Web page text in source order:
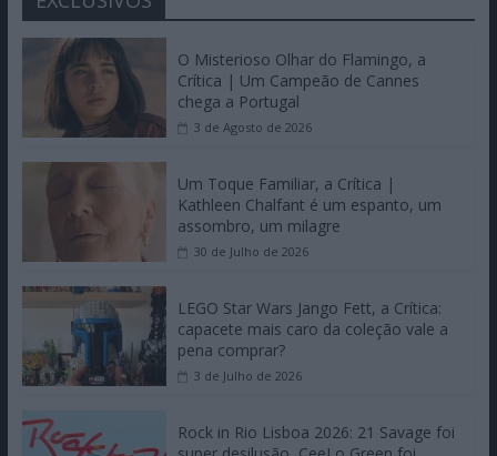
O Misterioso Olhar do Flamingo, a
Crítica | Um Campeão de Cannes
chega a Portugal
3 de Agosto de 2026
Um Toque Familiar, a Crítica |
Kathleen Chalfant é um espanto, um
assombro, um milagre
30 de Julho de 2026
LEGO Star Wars Jango Fett, a Crítica:
capacete mais caro da coleção vale a
pena comprar?
3 de Julho de 2026
Rock in Rio Lisboa 2026: 21 Savage foi